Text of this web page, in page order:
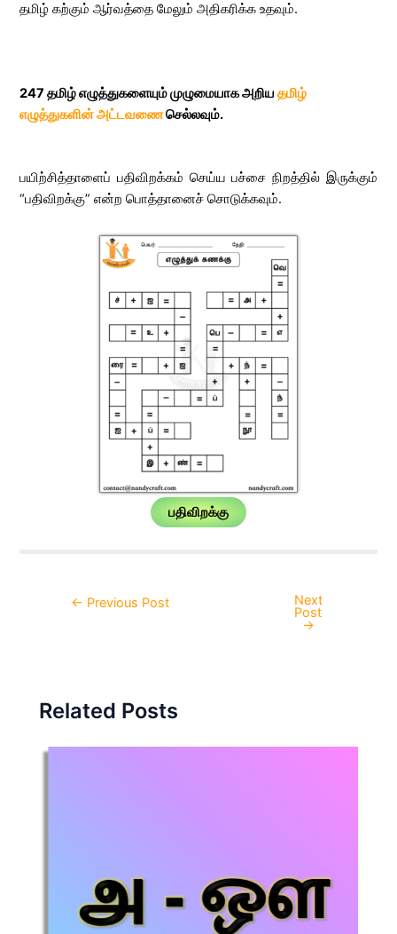
தமிழ் கற்கும் ஆர்வத்தை மேலும் அதிகரிக்க உதவும்.
247 தமிழ் எழுத்துகளையும் முழுமையாக அறியதமிழ்
எழுத்துகளின் அட்டவணைசெல்லவும்.
பயிற்சித்தாளைப் பதிவிறக்கம் செய்ய பச்சை நிறத்தில் இருக்கும்
“பதிவிறக்கு” என்ற பொத்தானைச் சொடுக்கவும்.
பதிவிறக்கு
Post← Previous Post Next
Post
→
Related Posts